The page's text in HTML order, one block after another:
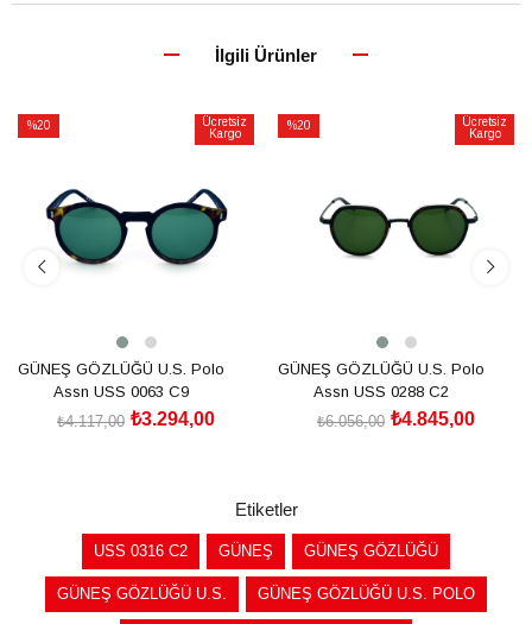
İlgili Ürünler
%20
Ücretsiz
Kargo
GÜNEŞ GÖZLÜĞÜ U.S. Polo
Assn USS 0063 C9
₺3.294,00
₺4.117,00
%20
Ücretsiz
Kargo
GÜNEŞ GÖZLÜĞÜ U.S. Polo
Assn USS 0288 C2
₺4.845,00
₺6.056,00
Etiketler
USS 0316 C2 GÜNEŞ GÜNEŞ GÖZLÜĞÜ
GÜNEŞ GÖZLÜĞÜ U.S. GÜNEŞ GÖZLÜĞÜ U.S. POLO